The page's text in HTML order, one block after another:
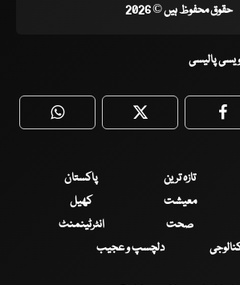
حقوق محفوظ ہیں © 2026
پالیسی
WhatsApp Twitter
تازہ ترین
پاکستان
معیشت
کھیل
صحت
انٹرٹینمنٹ
دلچسپ و عجیب